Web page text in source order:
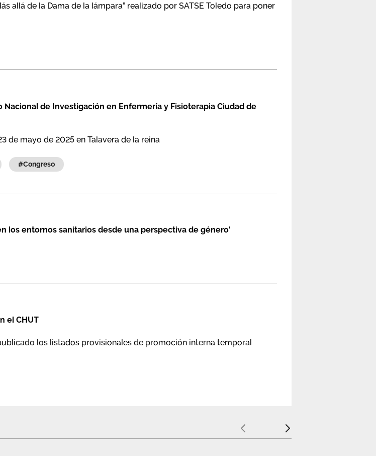
allá de la Dama de la lámpara” realizado por SATSE Toledo para poner
Nacional de Investigación en Enfermería y Fisioterapia Ciudad de
de mayo de 2025 en Talavera de la reina
#congreso
los entornos sanitarios desde una perspectiva de género'
el CHUT
los listados provisionales de promoción interna temporal
Anterior Siguiente